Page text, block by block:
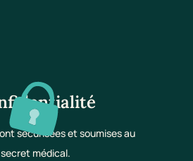
sécurisées et soumises au
secret médical.